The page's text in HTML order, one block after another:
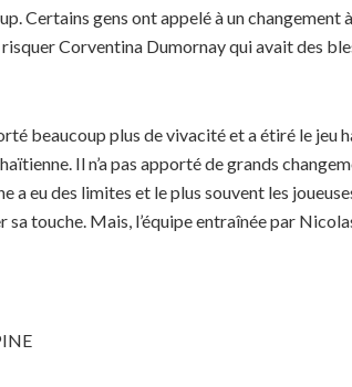
Certains gens ont appelé à un changement
Corventina Dumornay qui avait des
beaucoup plus de vivacité et a étiré le
Il n’a pas apporté de grands
a eu des limites et le plus souvent les
touche. Mais, l’équipe entraînée par